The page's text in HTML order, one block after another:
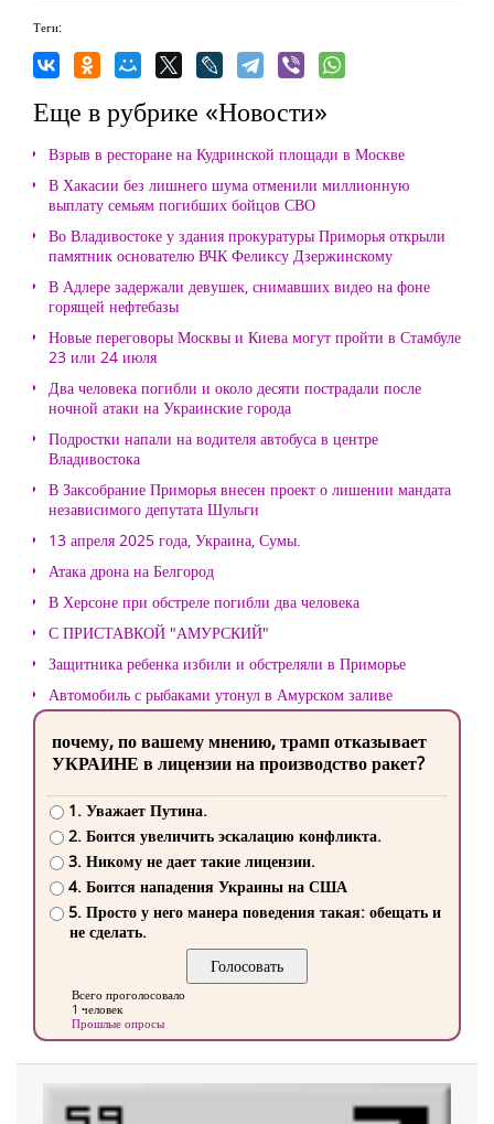
Теги:
Еще в рубрике «Новости»
Взрыв в ресторане на Кудринской площади в Москве
В Хакасии без лишнего шума отменили миллионную
выплату семьям погибших бойцов СВО
Во Владивостоке у здания прокуратуры Приморья открыли
памятник основателю ВЧК Феликсу Дзержинскому
В Адлере задержали девушек, снимавших видео на фоне
горящей нефтебазы
Новые переговоры Москвы и Киева могут пройти в Стамбуле
23 или 24 июля
Два человека погибли и около десяти пострадали после
ночной атаки на Украинские города
Подростки напали на водителя автобуса в центре
Владивостока
В Заксобрание Приморья внесен проект о лишении мандата
независимого депутата Шульги
13 апреля 2025 года, Украина, Сумы.
Атака дрона на Белгород
В Херсоне при обстреле погибли два человека
С ПРИСТАВКОЙ "АМУРСКИЙ"
Защитника ребенка избили и обстреляли в Приморье
Автомобиль с рыбаками утонул в Амурском заливе
почему, по вашему мнению, трамп отказывает
УКРАИНЕ в лицензии на производство ракет?
1. Уважает Путина.
2. Боится увеличить эскалацию конфликта.
3. Никому не дает такие лицензии.
4. Боится нападения Украины на США
5. Просто у него манера поведения такая: обещать и
не сделать.
Всего проголосовало
1 человек
Прошлые опросы